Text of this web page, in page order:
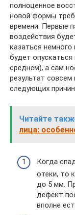
полноценное
новой формы
времени. Первые
воздействия
казаться
будет
среднем), а сам
результат
следующих
Читайте
лица:
Когда
отеки, то
до 5 мм.
дефект
вполне